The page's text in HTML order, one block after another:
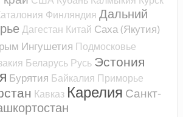
Финляндия Дальний
Дагестан Китай Саха (Якутия)
Ингушетия Подмосковье
Беларусь Русь Эстония
Бурятия Байкалия Приморье
Кавказ Карелия Санкт-